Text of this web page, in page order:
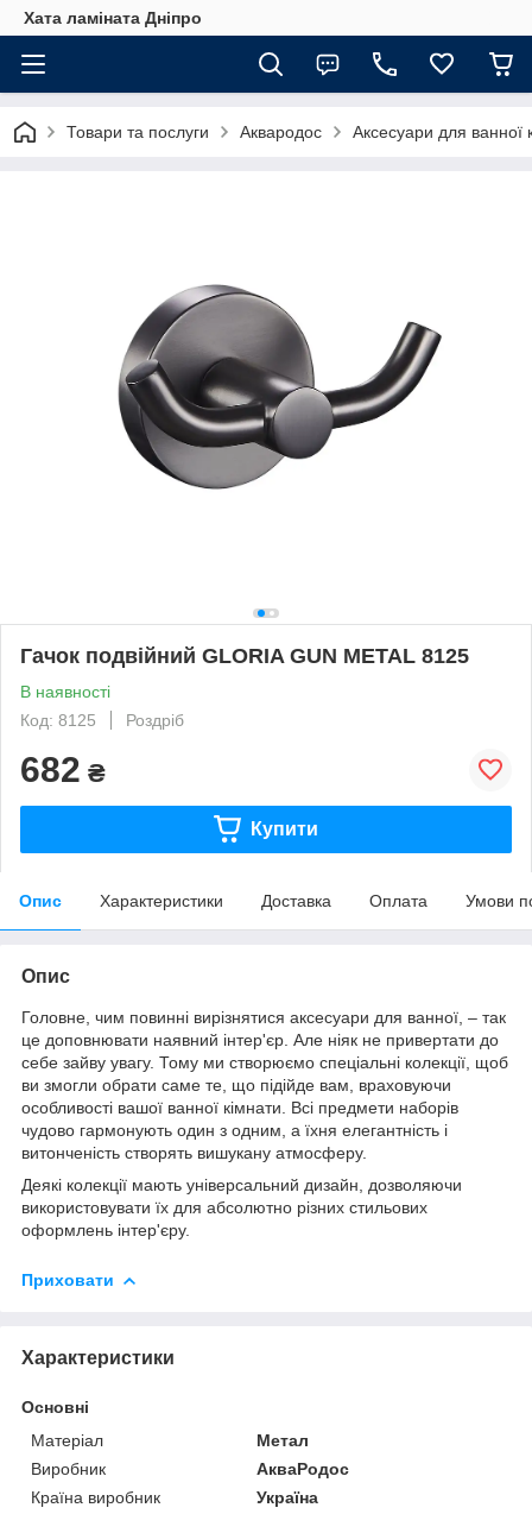
Хата ламіната Дніпро
Товари та послуги Аквародос Аксесуари для ванної
Гачок подвійний GLORIA GUN METAL 8125
В наявності
Код: 8125
Роздріб
682 ₴
Купити
Опис Характеристики Доставка Оплата Умови
Опис
Головне, чим повинні вирізнятися аксесуари для ванної, – так
це доповнювати наявний інтер'єр. Але ніяк не привертати до
себе зайву увагу. Тому ми створюємо спеціальні колекції, щоб
ви змогли обрати саме те, що підійде вам, враховуючи
особливості вашої ванної кімнати. Всі предмети наборів
чудово гармонують один з одним, а їхня елегантність і
витонченість створять вишукану атмосферу.
Деякі колекції мають універсальний дизайн, дозволяючи
використовувати їх для абсолютно різних стильових
оформлень інтер'єру.
Приховати
Характеристики
Основні
Матеріал
Метал
Виробник
АкваРодос
Країна виробник
Україна